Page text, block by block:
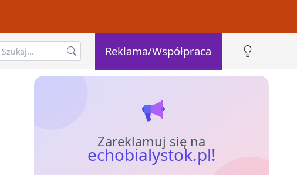
Reklama/Współpraca
Zareklamuj się na
echobialystok.pl!